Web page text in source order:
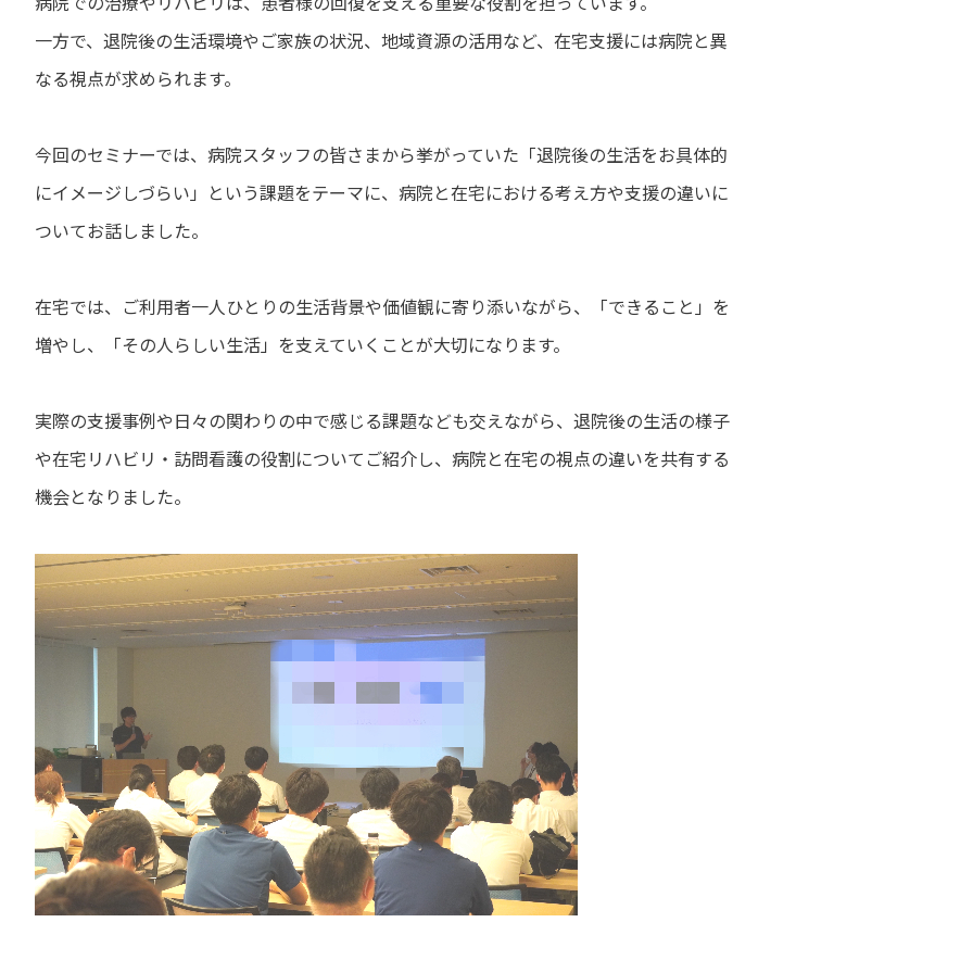
一方で、退院後の生活環境やご家族の状況、地域資源の活用など、在宅支援には病院と異
なる視点が求められます。
今回のセミナーでは、病院スタッフの皆さまから挙がっていた「退院後の生活をお具体的
にイメージしづらい」という課題をテーマに、病院と在宅における考え方や支援の違いに
ついてお話しました。
在宅では、ご利用者一人ひとりの生活背景や価値観に寄り添いながら、「できること」を
増やし、「その人らしい生活」を支えていくことが大切になります。
実際の支援事例や日々の関わりの中で感じる課題なども交えながら、退院後の生活の様子
や在宅リハビリ・訪問看護の役割についてご紹介し、病院と在宅の視点の違いを共有する
機会となりました。